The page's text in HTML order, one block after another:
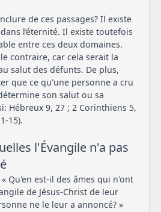
de ces passages? Il existe
l’éternité. Il existe toutefois
entre ces deux domaines.
contraire, car cela serait la
salut des défunts. De plus,
que ce qu'une personne a cru
son salut ou sa
Hébreux 9, 27 ; 2 Corinthiens 5,
15).
l'Évangile n'a pas
Qu'en est-il des âmes qui n'ont
de Jésus-Christ de leur
ne le leur a annoncé? »